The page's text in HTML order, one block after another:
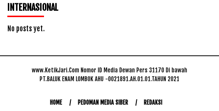
INTERNASIONAL
No posts yet.
www.KetikJari.Com Nomor ID Media Dewan Pers 31170 Di bawah
PT.BALUK ENAM LOMBOK AHU -0021891.AH.01.01.TAHUN 2021
HOME PEDOMAN MEDIA SIBER REDAKSI